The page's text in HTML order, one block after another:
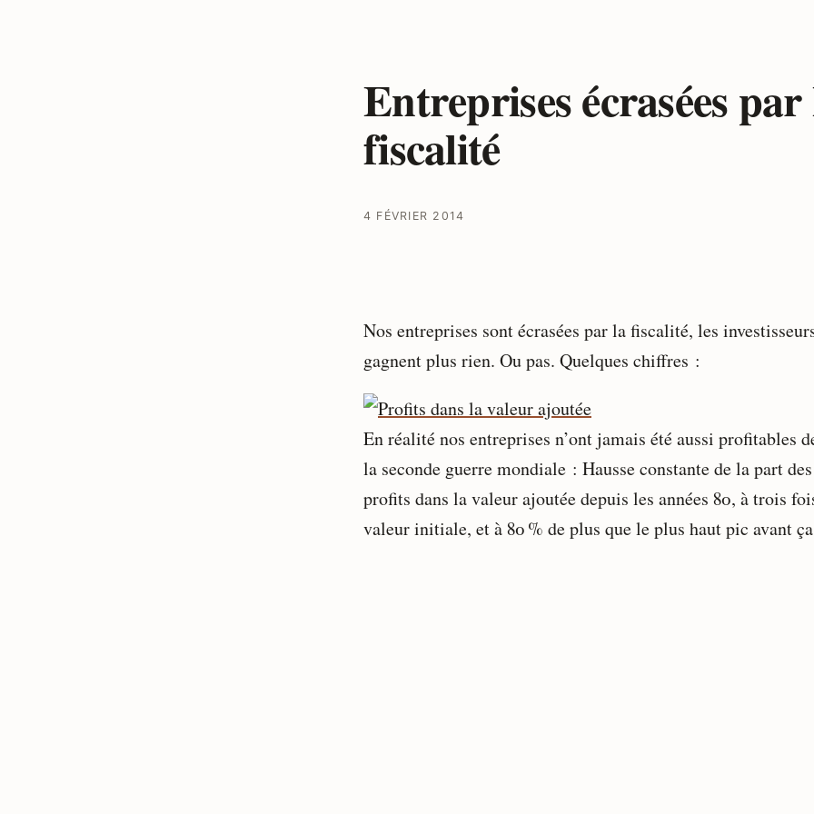
Entreprises écrasées
fiscalité
4 FÉVRIER 2014
Nos entreprises sont écrasées par la fiscalité, les
gagnent plus rien. Ou pas. Quelques chiffres :
En réalité nos entreprises n’ont jamais été aussi profitables
la seconde guerre mondiale : Hausse constante de la part des
profits dans la valeur ajoutée depuis les années 80, à trois
valeur initiale, et à 80 % de plus que le plus haut pic avant